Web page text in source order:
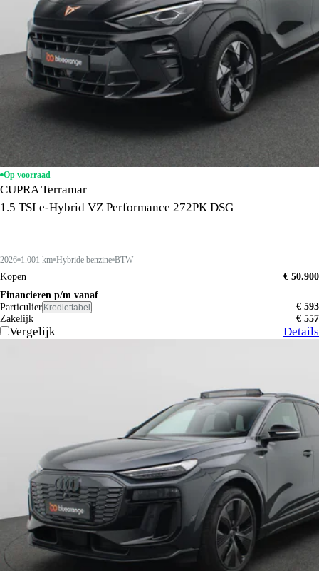
Op voorraad
CUPRA Terramar
1.5 TSI e-Hybrid VZ Performance 272PK DSG
2026 1.001 km Hybride benzine BTW
Kopen
€ 50.900
Financieren p/m vanaf
Particulier Krediettabel
€ 593
Zakelijk
€ 557
Vergelijk Details